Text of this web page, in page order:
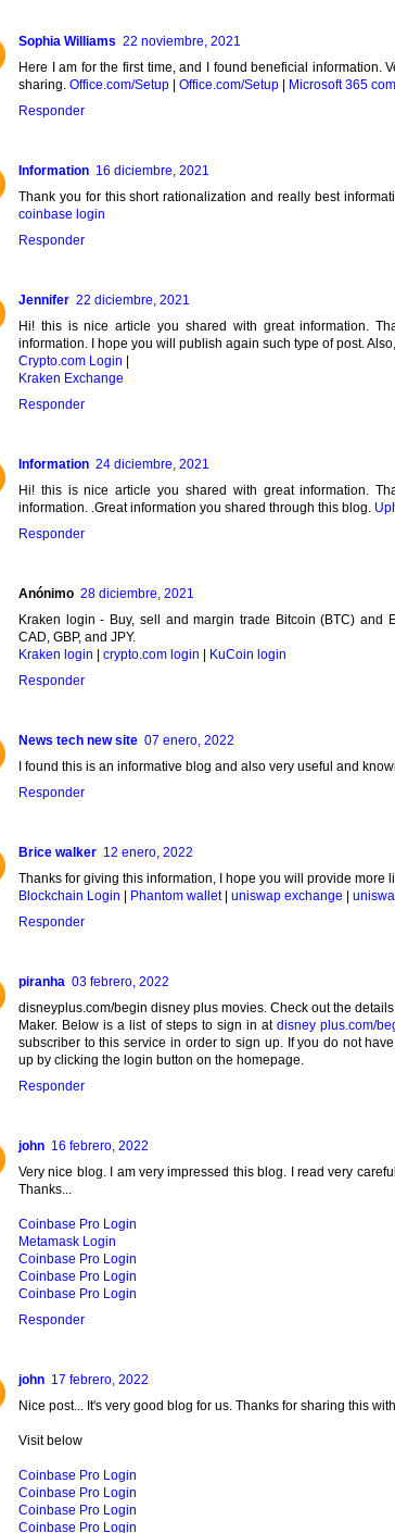
Sophia Williams 22 noviembre, 2021
Here I am for the first time, and I found beneficial information.
sharing. Office.com/Setup Office.com/Setup Microsoft 365
Responder
Information 16 diciembre, 2021
Thank you for this short rationalization and really best
coinbase login
Responder
Jennifer 22 diciembre, 2021
Hi! this is nice article you shared with great information.
information. I hope you will publish again such type of post.
Crypto.com Login
Kraken Exchange
Responder
Information 24 diciembre, 2021
Hi! this is nice article you shared with great information.
information. .Great information you shared through this blog.
Responder
Anónimo 28 diciembre, 2021
Kraken login - Buy, sell and margin trade Bitcoin (BTC) and
CAD, GBP, and JPY.
Kraken login
crypto.com login
KuCoin login
Responder
News tech new site 07 enero, 2022
I found this is an informative blog and also very useful and
Responder
Brice walker 12 enero, 2022
Thanks for giving this information, I hope you will provide more
Blockchain Login
Phantom wallet| uniswap exchange
Responder
piranha 03 febrero, 2022
disneyplus.com/begin disney plus movies. Check out the
Maker. Below is a list of steps to sign in atdisney plus.com/
subscriber to this service in order to sign up. If you do not
up by clicking the login button on the homepage.
Responder
john 16 febrero, 2022
Very nice blog. I am very impressed this blog. I read very
Thanks...
Coinbase Pro Login
Metamask Login
Coinbase Pro Login
Coinbase Pro Login
Coinbase Pro Login
Responder
john 17 febrero, 2022
Nice post... It's very good blog for us. Thanks for sharing this
Visit below
Coinbase Pro Login
Coinbase Pro Login
Coinbase Pro Login
Coinbase Pro Login